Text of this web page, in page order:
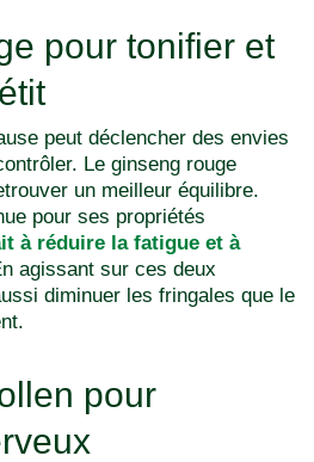
pour tonifier et
peut déclencher des envies
Le ginseng rouge
un meilleur équilibre.
pour ses propriétés
à réduire la fatigue et à
agissant sur ces deux
diminuer les fringales que le
pour